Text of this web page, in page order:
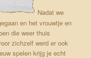
Nadat we
en het vrouwtje en
die weer thuis
zichzelf werd er ook
spelen krijg je echt